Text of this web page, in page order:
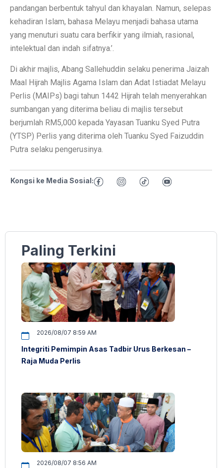
pandangan berbentuk tahyul dan khayalan. Namun, selepas
kehadiran Islam, bahasa Melayu menjadi bahasa utama
yang menuturi suatu cara berfikir yang ilmiah, rasional,
intelektual dan indah sifatnya.’.
Di akhir majlis, Abang Sallehuddin selaku penerima Jaizah
Maal Hijrah Majlis Agama Islam dan Adat Istiadat Melayu
Perlis (MAIPs) bagi tahun 1442 Hijrah telah menyerahkan
sumbangan yang diterima beliau di majlis tersebut
berjumlah RM5,000 kepada Yayasan Tuanku Syed Putra
(YTSP) Perlis yang diterima oleh Tuanku Syed Faizuddin
Putra selaku pengerusinya.
Kongsi ke Media Sosial:
Paling Terkini
2026/08/07 8:59 AM
Integriti Pemimpin Asas Tadbir Urus Berkesan –
Raja Muda Perlis
2026/08/07 8:56 AM